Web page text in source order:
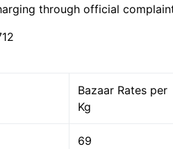
through official
Bazaar Rates per
Kg
69